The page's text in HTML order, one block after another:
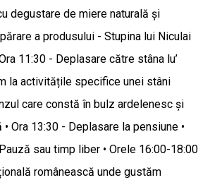
degustare de miere naturală și
a produsului - Stupina lui Niculai
11:30 - Deplasare către stâna lu’
la activitățile specifice unei stâni
care constă în bulz ardelenesc și
Ora 13:30 - Deplasare la pensiune •
sau timp liber • Orele 16:00-18:00
românească unde gustăm